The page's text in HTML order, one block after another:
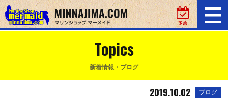
Topics
新着情報・ブログ
2019.10.02 ブログ